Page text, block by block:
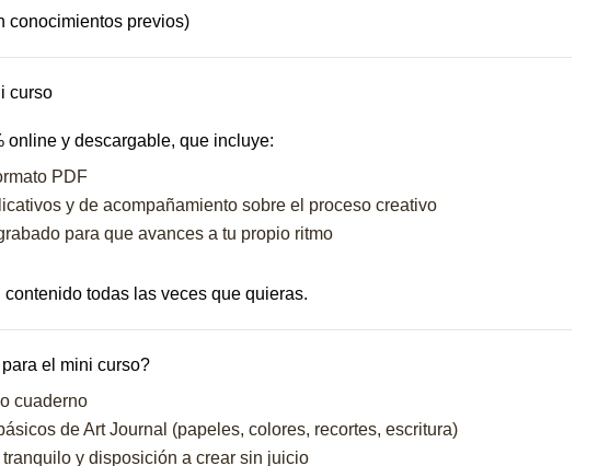
conocimientos previos)
curso
online y descargable, que incluye:
PDF
y de acompañamiento sobre el proceso creativo
para que avances a tu propio ritmo
contenido todas las veces que quieras.
el mini curso?
cuaderno
de Art Journal (papeles, colores, recortes, escritura)
y disposición a crear sin juicio